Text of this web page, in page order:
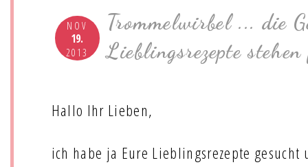
NOV
19.
2013
Trommelwirbel ... die
Lieblingsrezepte
Hallo Ihr Lieben,
ich habe ja Eure Lieblingsrezepte gesucht